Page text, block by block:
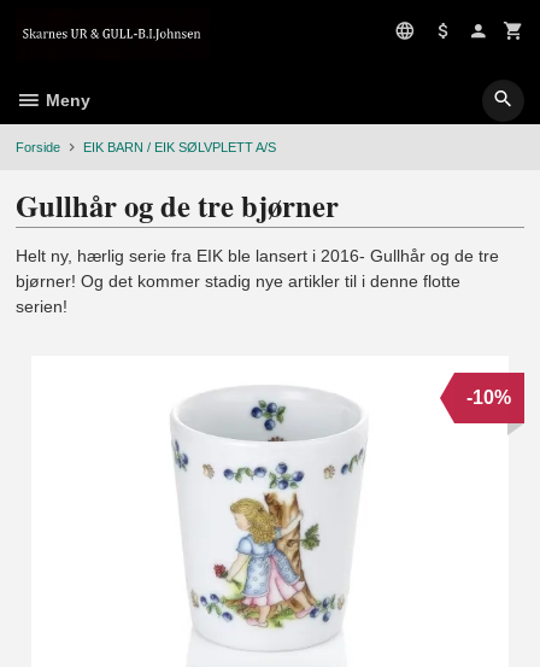
Meny
Forside EIK BARN / EIK SØLVPLETT A/S
Gullhår og de tre bjørner
Helt ny, hærlig serie fra EIK ble lansert i 2016- Gullhår og de tre
bjørner! Og det kommer stadig nye artikler til i denne flotte
serien!
-10%